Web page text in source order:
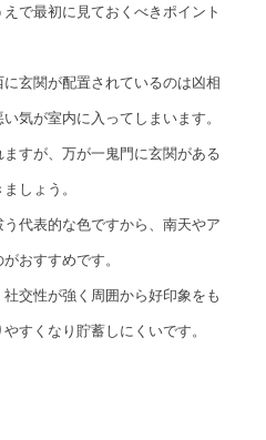
で最初に見ておくべきポイント
玄関が配置されているのは凶相
気が室内に入ってしまいます。
すが、万が一鬼門に玄関がある
しょう。
代表的な色ですから、南天やア
おすすめです。
交性が強く周囲から好印象をも
すくなり貯蓄しにくいです。